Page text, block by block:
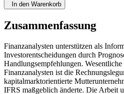
In den Warenkorb
Zusammenfassung
Finanzanalysten unterstützen als
Investorentscheidungen durch
Handlungsempfehlungen.
Finanzanalysten ist die
kapitalmarktorientierte
IFRS maßgeblich änderte. Die Arbeit